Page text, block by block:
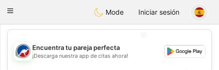
Australia Chat
Toggle
Mode Iniciar sesión
💖
Encuentra tu pareja perfecta
¡Descarga nuestra app de citas ahora!